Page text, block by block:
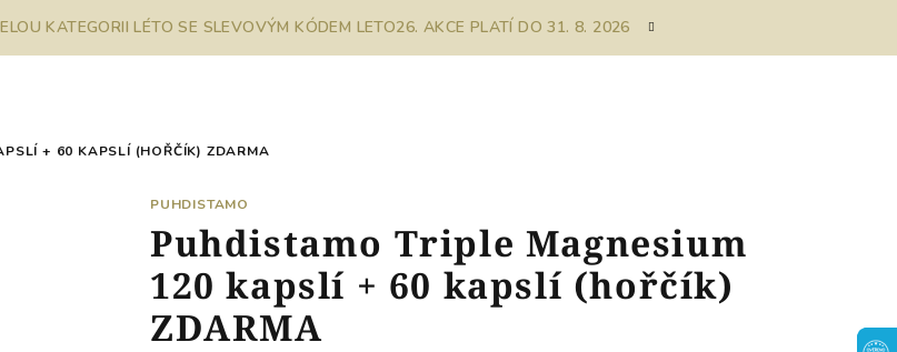
KATEGORII LÉTO SE SLEVOVÝM KÓDEM LETO26. AKCE PLATÍ DO 31. 8. 2026
+ 60 KAPSLÍ (HOŘČÍK) ZDARMA
PUHDISTAMO
Puhdistamo Triple Magnesium
120 kapslí + 60 kapslí (hořčík)
ZDARMA